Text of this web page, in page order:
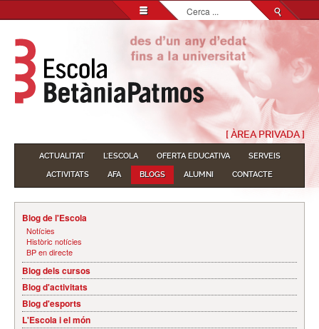
Cerca
...
[ ÀREA PRIVADA ]
ACTUALITAT L'ESCOLA OFERTA EDUCATIVA
SERVEIS
ACTIVITATS
AFA BLOGS ALUMNI CONTACTE
Blog de l'Escola
Notícies
Històric notícies
BP en directe
Blog dels cursos
Blog d'activitats
Blog d'esports
L'Escola i el món